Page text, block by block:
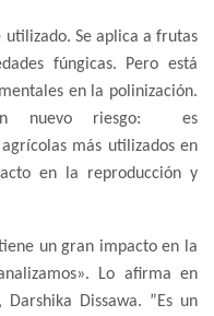
Se aplica a frutas
fúngicas. Pero está
en la polinización.
un nuevo riesgo: es
más utilizados en
en la reproducción y
un gran impacto en la
Lo afirma en
Dissawa. ”Es un